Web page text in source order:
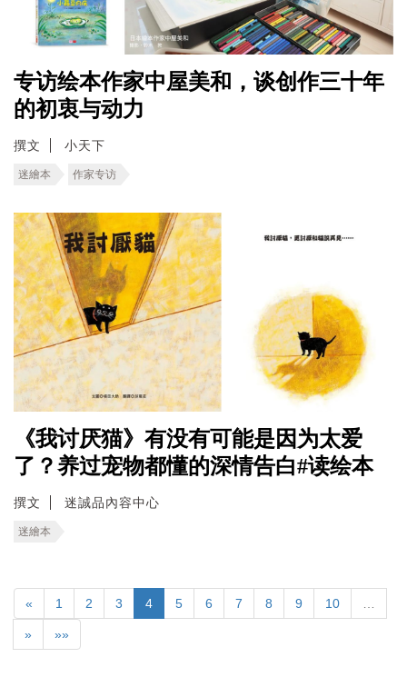
专访绘本作家中屋美和，谈创作三十年
的初衷与动力
撰文 小天下
迷繪本 作家专访
《我讨厌猫》有没有可能是因为太爱
了？养过宠物都懂的深情告白#读绘本
撰文 迷誠品內容中心
迷繪本
« 1 2 3 4 5 6 7 8 9 10
» »»